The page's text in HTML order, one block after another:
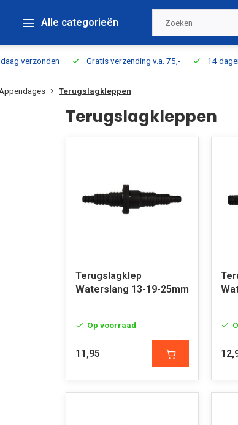
Alle categorieën
verzonden Gratis verzending v.a. 75,- 14 dagen
Appendages Terugslagkleppen
Terugslagkleppen
Terugslagklep
Waterslang 13-19-25mm
Op voorraad
11,95